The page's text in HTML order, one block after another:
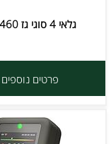
גלאי 4 סוגי גז CE 460
פרטים נוספים